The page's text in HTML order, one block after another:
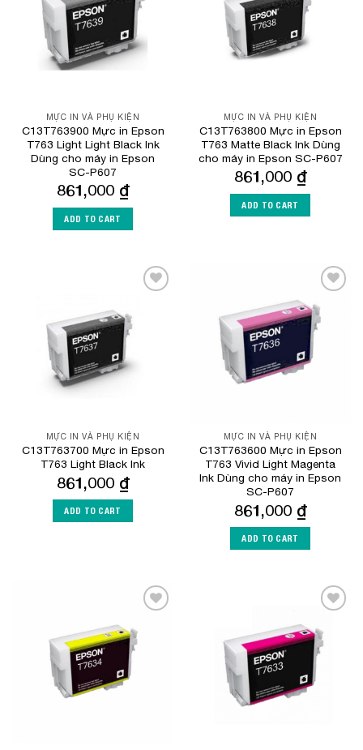
MỰC IN VÀ PHỤ KIỆN
C13T763900 Mực in Epson
T763 Light Light Black Ink
Dùng cho máy in Epson
SC-P607
861,000 ₫
ADD TO CART
MỰC IN VÀ PHỤ KIỆN
C13T763800 Mực in Epson
T763 Matte Black Ink Dùng
cho máy in Epson SC-P607
861,000 ₫
ADD TO CART
Wishlist
MỰC IN VÀ PHỤ KIỆN
C13T763700 Mực in Epson
T763 Light Black Ink
861,000 ₫
ADD TO CART
Add to
Wishlist
MỰC IN VÀ PHỤ KIỆN
C13T763600 Mực in Epson
T763 Vivid Light Magenta
Ink Dùng cho máy in Epson
SC-P607
861,000 ₫
ADD TO CART
Wishlist
Wishlist